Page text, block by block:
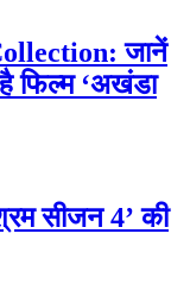
जानें
फिल्म ‘अखंडा
सीजन 4’ की